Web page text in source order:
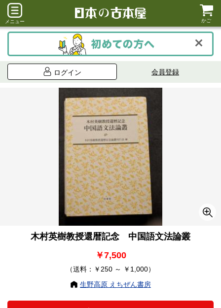
メニュー かご
ログイン 会員登録
木村英樹教授還暦記念 中国語文法論叢
￥7,500
（送料：￥250 ～ ￥1,000）
生野高原 えちぜん書房